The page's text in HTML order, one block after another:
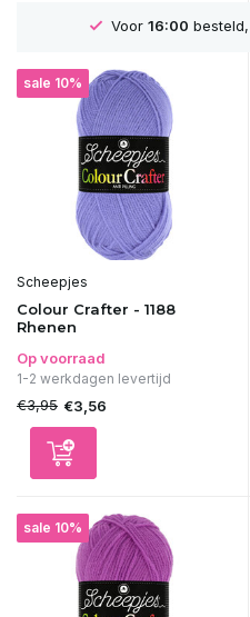
GRATIS
sale 10%
Scheepjes
Colour Crafter - 1188
Rhenen
Op voorraad
1-2 werkdagen levertijd
€3,95 €3,56
sale 10%